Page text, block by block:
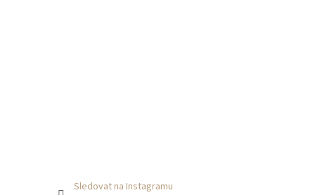
Sledovat na Instagramu